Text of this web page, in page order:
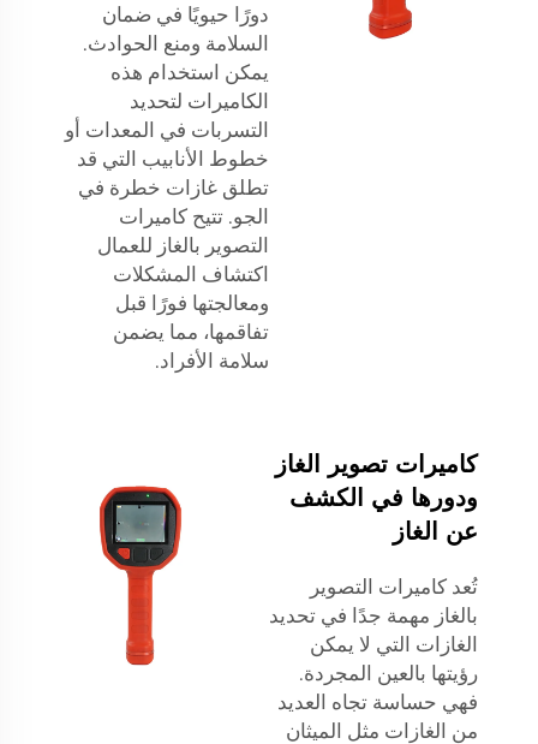
دورًا حيويًا في ضمان
السلامة ومنع الحوادث.
يمكن استخدام هذه
الكاميرات لتحديد
التسربات في المعدات أو
خطوط الأنابيب التي قد
تطلق غازات خطرة في
الجو. تتيح كاميرات
التصوير بالغاز للعمال
اكتشاف المشكلات
ومعالجتها فورًا قبل
تفاقمها، مما يضمن
سلامة الأفراد.
كاميرات تصوير الغاز
ودورها في الكشف
عن الغاز
تُعد كاميرات التصوير
بالغاز مهمة جدًا في تحديد
الغازات التي لا يمكن
رؤيتها بالعين المجردة.
فهي حساسة تجاه العديد
من الغازات مثل الميثان